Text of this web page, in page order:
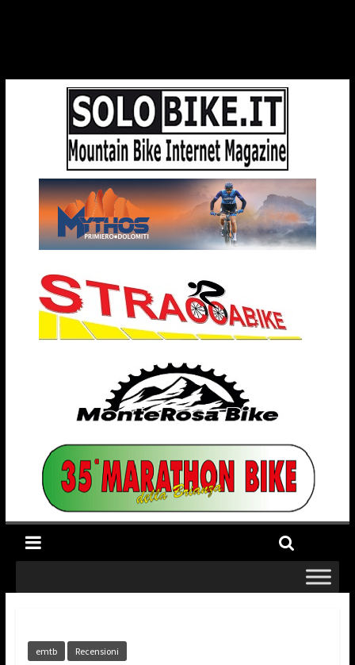
emtb Recensioni